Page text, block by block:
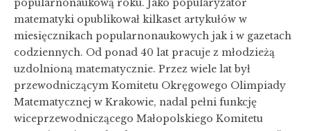
popularnonaukową roku. Jako popularyzator
matematyki opublikował kilkaset artykułów w
miesięcznikach popularnonaukowych jak i w gazetach
codziennych. Od ponad 40 lat pracuje z młodzieżą
uzdolnioną matematycznie. Przez wiele lat był
przewodniczącym Komitetu Okręgowego Olimpiady
Matematycznej w Krakowie, nadal pełni funkcję
wiceprzewodniczącego Małopolskiego Komitetu